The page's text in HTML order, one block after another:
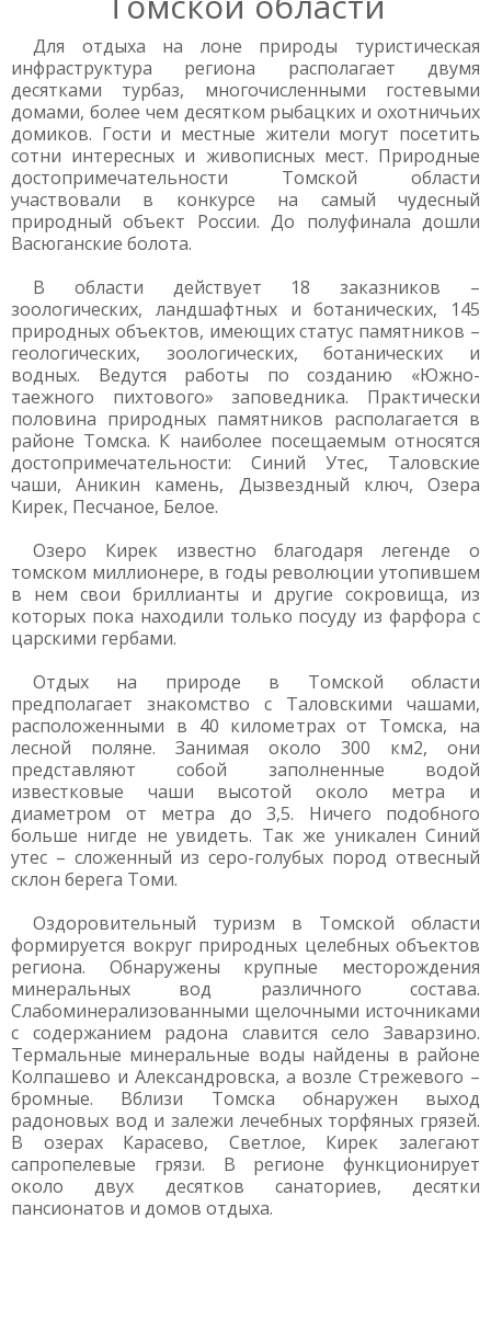
Для отдыха на лоне природы туристическая
инфраструктура региона располагает двумя
десятками турбаз, многочисленными гостевыми
домами, более чем десятком рыбацких и охотничьих
домиков. Гости и местные жители могут посетить
сотни интересных и живописных мест. Природные
достопримечательности Томской области
участвовали в конкурсе на самый чудесный
природный объект России. До полуфинала дошли
Васюганские болота.
В области действует 18 заказников –
зоологических, ландшафтных и ботанических, 145
природных объектов, имеющих статус памятников –
геологических, зоологических, ботанических и
водных. Ведутся работы по созданию «Южно-
таежного пихтового» заповедника. Практически
половина природных памятников располагается в
районе Томска. К наиболее посещаемым относятся
достопримечательности: Синий Утес, Таловские
чаши, Аникин камень, Дызвездный ключ, Озера
Кирек, Песчаное, Белое.
Озеро Кирек известно благодаря легенде о
томском миллионере, в годы революции утопившем
в нем свои бриллианты и другие сокровища, из
которых пока находили только посуду из фарфора с
царскими гербами.
Отдых на природе в Томской области
предполагает знакомство с Таловскими чашами,
расположенными в 40 километрах от Томска, на
лесной поляне. Занимая около 300 км2, они
представляют собой заполненные водой
известковые чаши высотой около метра и
диаметром от метра до 3,5. Ничего подобного
больше нигде не увидеть. Так же уникален Синий
утес – сложенный из серо-голубых пород отвесный
склон берега Томи.
Оздоровительный туризм в Томской области
формируется вокруг природных целебных объектов
региона. Обнаружены крупные месторождения
минеральных вод различного состава.
Слабоминерализованными щелочными источниками
с содержанием радона славится село Заварзино.
Термальные минеральные воды найдены в районе
Колпашево и Александровска, а возле Стрежевого –
бромные. Вблизи Томска обнаружен выход
радоновых вод и залежи лечебных торфяных грязей.
В озерах Карасево, Светлое, Кирек залегают
сапропелевые грязи. В регионе функционирует
около двух десятков санаториев, десятки
пансионатов и домов отдыха.